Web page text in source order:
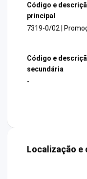
Código e
principal
7319-0/02 |
Código e
secundária
-
Localização e